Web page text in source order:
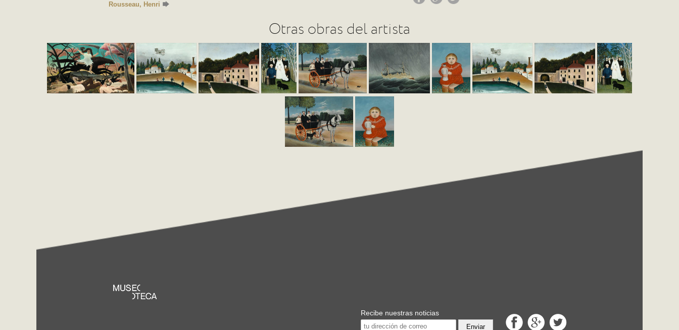
Rousseau, Henri
Otras obras del artista
Recibe nuestras noticias
Enviar